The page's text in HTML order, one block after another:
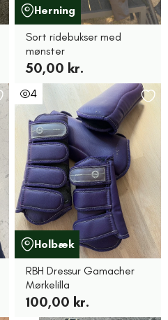
Herning
Sort ridebukser med
mønster
50,00 kr.
4
Holbæk
RBH Dressur Gamacher
Mørkelilla
100,00 kr.